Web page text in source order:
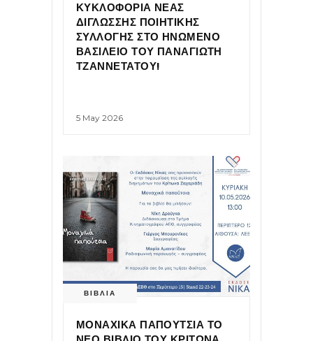
ΚΥΚΛΟΦΟΡΙΑ ΝΕΑΣ
ΔΙΓΛΩΣΣΗΣ ΠΟΙΗΤΙΚΗΣ
ΣΥΛΛΟΓΗΣ ΣΤΟ ΗΝΩΜΕΝΟ
ΒΑΣΙΛΕΙΟ ΤΟΥ ΠΑΝΑΓΙΩΤΗ
ΤΖΑΝΝΕΤΑΤΟΥ!
5 May 2026
ΒΙΒΛΙΑ
ΜΟΝΑΧΙΚΑ ΠΑΠΟΥΤΣΙΑ ΤΟ